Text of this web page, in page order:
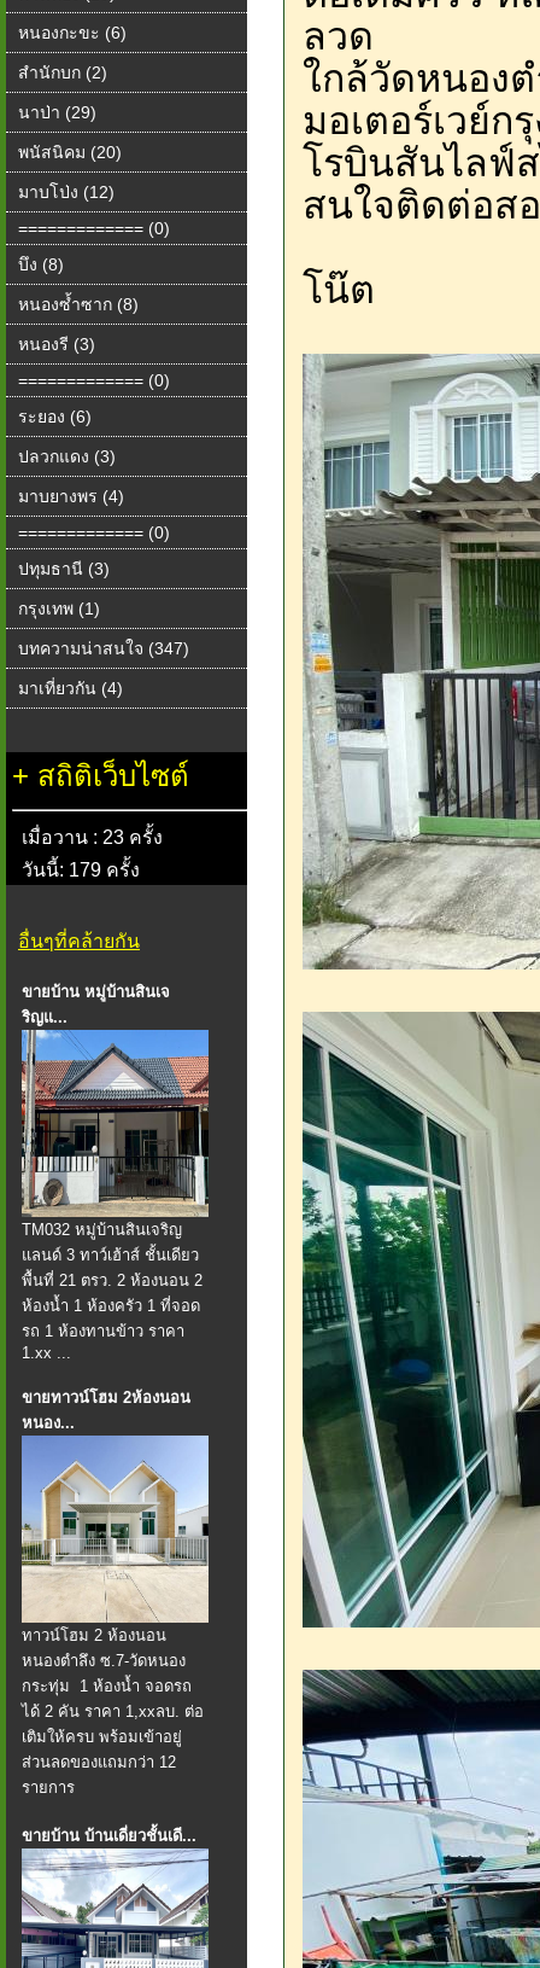
หนองกะขะ (6)
สำนักบก (2)
นาป่า (29)
พนัสนิคม (20)
มาบโป่ง (12)
============= (0)
บึง (8)
หนองซ้ำซาก (8)
หนองรี (3)
============= (0)
ระยอง (6)
ปลวกแดง (3)
มาบยางพร (4)
============= (0)
ปทุมธานี (3)
กรุงเทพ (1)
บทความน่าสนใจ (347)
มาเที่ยวกัน (4)
+ สถิติเว็บไซต์
เมื่อวาน : 23 ครั้ง
วันนี้: 179 ครั้ง
อื่นๆที่คล้ายกัน
ขายบ้าน หมู่บ้านสินเจ
ริญแ...
TM032 หมู่บ้านสินเจริญ
แลนด์ 3 ทาว์เฮ้าส์ ชั้นเดียว
พื้นที่ 21 ตรว. 2 ห้องนอน 2
ห้องน้ำ 1 ห้องครัว 1 ที่จอด
รถ 1 ห้องทานข้าว ราคา
1.xx ...
ขายทาวน์โฮม 2ห้องนอน
หนอง...
ทาวน์โฮม 2 ห้องนอน
หนองตำลึง ซ.7-วัดหนอง
กระทุ่ม 1 ห้องน้ำ จอดรถ
ได้ 2 คัน ราคา 1,xxลบ. ต่อ
เติมให้ครบ พร้อมเข้าอยู่
ส่วนลดของแถมกว่า 12
รายการ
ขายบ้าน บ้านเดี่ยวชั้นเดี...
ลวด
ใกล้วัดหนอง
มอเตอร์เวย์
โรบินสันไลฟ์
สนใจติดต่อส
โน๊ต